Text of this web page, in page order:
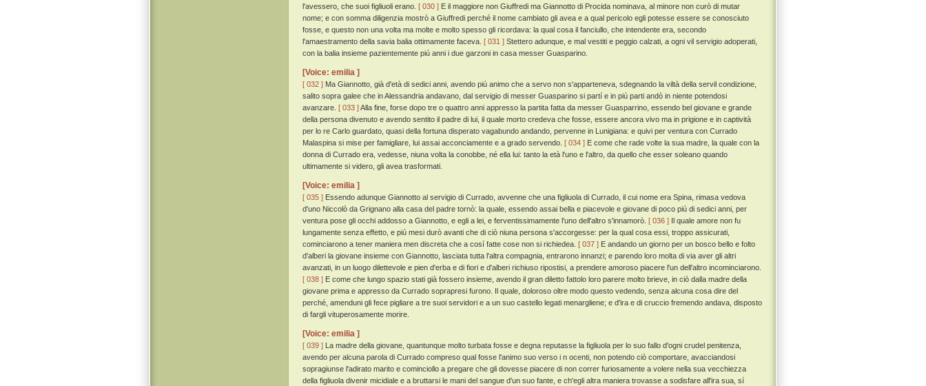
l'avessero, che suoi figliuoli erano. [ 030 ] E il maggiore non Giuffredi ma Giannotto di Procida nominava, al minore non curò di mutar
nome; e con somma diligenzia mostrò a Giuffredi perché il nome cambiato gli avea e a qual pericolo egli potesse essere se conosciuto
fosse, e questo non una volta ma molte e molto spesso gli ricordava: la qual cosa il fanciullo, che intendente era, secondo
l'amaestramento della savia balia ottimamente faceva. [ 031 ] Stettero adunque, e mal vestiti e peggio calzati, a ogni vil servigio adoperati,
con la balia insieme pazientemente piú anni i due garzoni in casa messer Guasparino.
[Voice: emilia ]
[ 032 ] Ma Giannotto, già d'età di sedici anni, avendo piú animo che a servo non s'apparteneva, sdegnando la viltà della servil condizione,
salito sopra galee che in Alessandria andavano, dal servigio di messer Guasparino si partí e in piú parti andò in niente potendosi
avanzare. [ 033 ]Alla fine, forse dopo tre o quattro anni appresso la partita fatta da messer Guasparrino, essendo bel giovane e grande
della persona divenuto e avendo sentito il padre di lui, il quale morto credeva che fosse, essere ancora vivo ma in prigione e in captività
per lo re Carlo guardato, quasi della fortuna disperato vagabundo andando, pervenne in Lunigiana: e quivi per ventura con Currado
Malaspina si mise per famigliare, lui assai acconciamente e a grado servendo. [ 034 ] E come che rade volte la sua madre, la quale con la
donna di Currado era, vedesse, niuna volta la conobbe, né ella lui: tanto la età l'uno e l'altro, da quello che esser soleano quando
ultimamente si videro, gli avea trasformati.
[Voice: emilia ]
[ 035 ] Essendo adunque Giannotto al servigio di Currado, avvenne che una figliuola di Currado, il cui nome era Spina, rimasa vedova
d'uno Niccolò da Grignano alla casa del padre tornò: la quale, essendo assai bella e piacevole e giovane di poco piú di sedici anni, per
ventura pose gli occhi addosso a Giannotto, e egli a lei, e ferventissimamente l'uno dell'altro s'innamorò. [ 036 ] Il quale amore non fu
lungamente senza effetto, e piú mesi durò avanti che di ciò niuna persona s'accorgesse: per la qual cosa essi, troppo assicurati,
cominciarono a tener maniera men discreta che a cosí fatte cose non si richiedea. [ 037 ] E andando un giorno per un bosco bello e folto
d'alberi la giovane insieme con Giannotto, lasciata tutta l'altra compagnia, entrarono innanzi; e parendo loro molta di via aver gli altri
avanzati, in un luogo dilettevole e pien d'erba e di fiori e d'alberi richiuso ripostisi, a prendere amoroso piacere l'un dell'altro incominciarono.
[ 038 ] E come che lungo spazio stati già fossero insieme, avendo il gran diletto fattolo loro parere molto brieve, in ciò dalla madre della
giovane prima e appresso da Currado soprapresi furono. Il quale, doloroso oltre modo questo vedendo, senza alcuna cosa dire del
perché, amenduni gli fece pigliare a tre suoi servidori e a un suo castello legati menargliene; e d'ira e di cruccio fremendo andava, disposto
di fargli vituperosamente morire.
[Voice: emilia ]
[ 039 ] La madre della giovane, quantunque molto turbata fosse e degna reputasse la figliuola per lo suo fallo d'ogni crudel penitenza,
avendo per alcuna parola di Currado compreso qual fosse l'animo suo verso i n ocenti, non potendo ciò comportare, avacciandosi
sopragiunse l'adirato marito e cominciollo a pregare che gli dovesse piacere di non correr furiosamente a volere nella sua vecchiezza
della figliuola divenir micidiale e a bruttarsi le mani del sangue d'un suo fante, e ch'egli altra maniera trovasse a sodisfare all'ira sua, sí